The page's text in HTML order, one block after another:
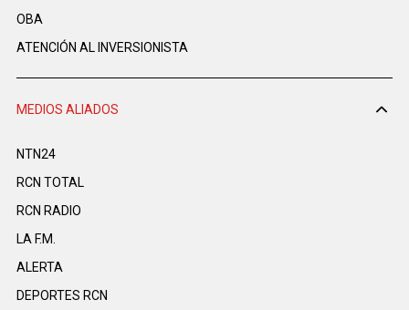
OBA
ATENCIÓN AL INVERSIONISTA
MEDIOS ALIADOS
NTN24
RCN TOTAL
RCN RADIO
LA F.M.
ALERTA
DEPORTES RCN